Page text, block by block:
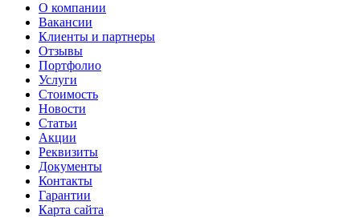
О компании
Вакансии
Клиенты и партнеры
Отзывы
Портфолио
Услуги
Стоимость
Новости
Статьи
Акции
Реквизиты
Документы
Контакты
Гарантии
Карта сайта